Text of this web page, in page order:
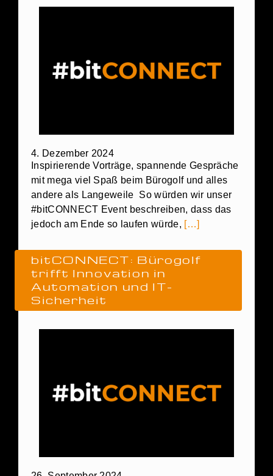
4. Dezember 2024
Inspirierende Vorträge, spannende Gespräche
mit mega viel Spaß beim Bürogolf und alles
andere als Langeweile So würden wir unser
#bitCONNECT Event beschreiben, dass das
jedoch am Ende so laufen würde, […]
bitCONNECT: Bürogolf
trifft Innovation in
Automation und IT-
Sicherheit